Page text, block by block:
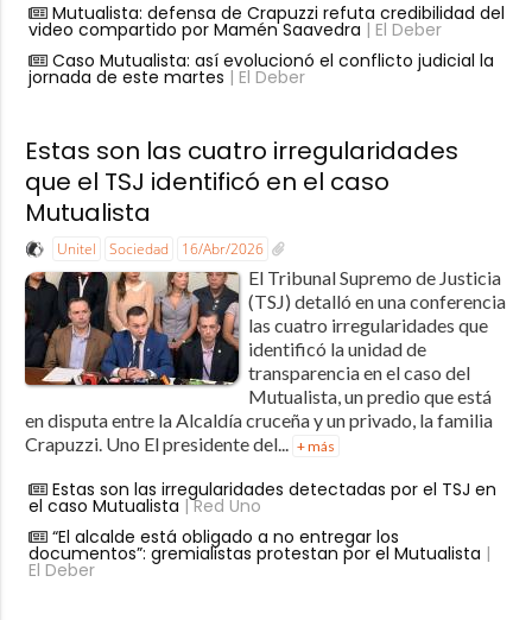
Mutualista: defensa de Crapuzzi refuta credibilidad del
video compartido por Mamén Saavedra | El Deber
Caso Mutualista: así evolucionó el conflicto judicial la
jornada de este martes | El Deber
Estas son las cuatro irregularidades
que el TSJ identificó en el caso
Mutualista
Unitel Sociedad 16/Abr/2026
El Tribunal Supremo de Justicia
(TSJ) detalló en una conferencia
las cuatro irregularidades que
identificó la unidad de
transparencia en el caso del
Mutualista, un predio que está
en disputa entre la Alcaldía cruceña y un privado, la familia
Crapuzzi. Uno El presidente del... + más
Estas son las irregularidades detectadas por el TSJ en
el caso Mutualista | Red Uno
“El alcalde está obligado a no entregar los
documentos”: gremialistas protestan por el Mutualista |
El Deber